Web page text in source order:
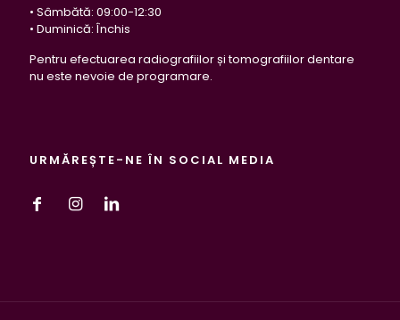
• Sâmbătă: 09:00-12:30
• Duminică: Închis
Pentru efectuarea radiografiilor și tomografiilor dentare
nu este nevoie de programare.
URMĂREȘTE-NE ÎN SOCIAL MEDIA